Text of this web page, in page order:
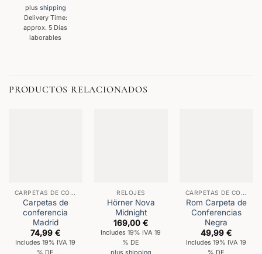
plus shipping
Delivery Time:
approx. 5 Días
laborables
PRODUCTOS RELACIONADOS
CARPETAS DE CONFERENCIAS
Carpetas de
conferencia
Madrid
74,99€
Includes 19% IVA 19
RELOJES
Hörner Nova
Midnight
169,00€
Includes 19% IVA 19
% DE
CARPETAS DE CONFERENCIAS
Rom Carpeta de
Conferencias
Negra
49,99€
Includes 19% IVA 19